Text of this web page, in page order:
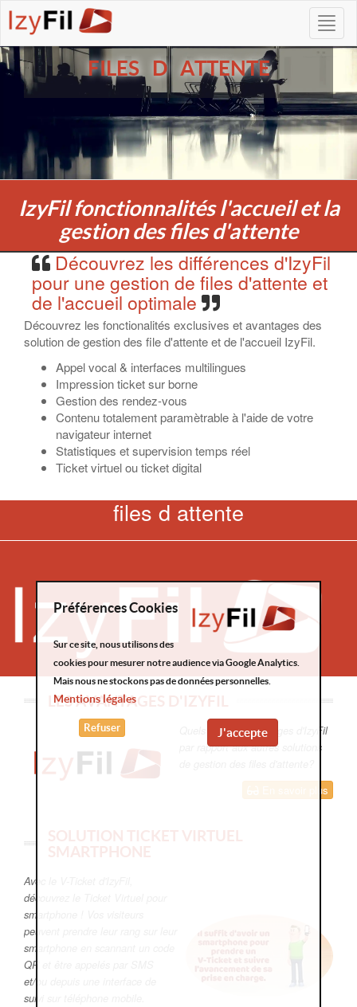
FILES D ATTENTE
IzyFil fonctionnalités l'accueil et la
gestion des files d'attente
Découvrez les différences d'IzyFil
pour une gestion de files d'attente et
de l'accueil optimale
Découvrez les fonctionalités exclusives et avantages des
solution de gestion des file d'attente et de l'accueil IzyFil.
Appel vocal & interfaces multilingues
Impression ticket sur borne
Gestion des rendez-vous
Contenu totalement paramètrable à l'aide de votre
navigateur internet
Statistiques et supervision temps réel
Ticket virtuel ou ticket digital
files d attente
LES AVANTAGES D'IZYFIL
Quels sont les avantages d'IzyFil
par rapport aux autres solutions
En savoir plus
SOLUTION TICKET VIRTUEL
SMARTPHONE
Avec le V-Ticket d'IzyFil,
découvrez le Ticket Virtuel pour
smartphone ! Vos visiteurs
peuvent prendre leur rang sur leur
smartphone en scannant un code
QR et être appelés par SMS
et/ou depuis une interface de
suivi sur téléphone mobile.
Préférences Cookies
Sur ce site, nous utilisons des
cookies pour mesurer notre audience via Google Analytics.
Mais nous ne stockons pas de données personnelles.
Mentions légales
J'accepte
Refuser